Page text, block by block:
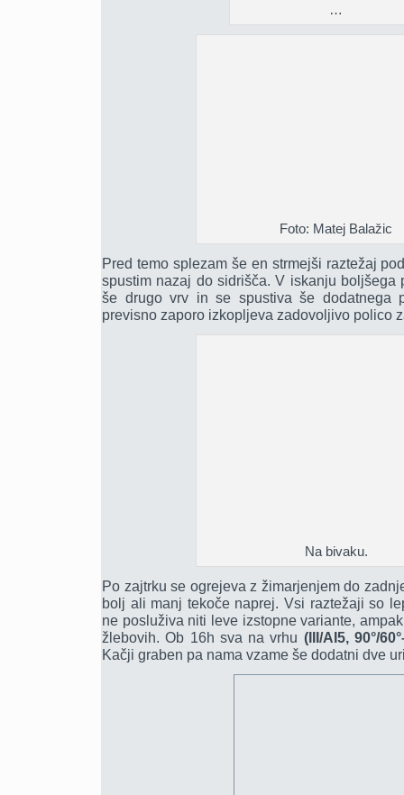
…
Foto: Matej Balažic
Pred temo splezam še en strmejši raztežaj
spustim nazaj do sidrišča. V iskanju boljšega
še drugo vrv in se spustiva še dodatnega
previsno zaporo izkopljeva zadovoljivo polico
Na bivaku.
Po zajtrku se ogrejeva z žimarjenjem do
bolj ali manj tekoče naprej. Vsi raztežaji so
ne posluživa niti leve izstopne variante,
žlebovih. Ob 16h sva na vrhu (III/AI5, 90°/
Kačji graben pa nama vzame še dodatni dve